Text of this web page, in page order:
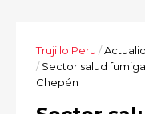
Trujillo Peru /
/ Sector salud
Chepén